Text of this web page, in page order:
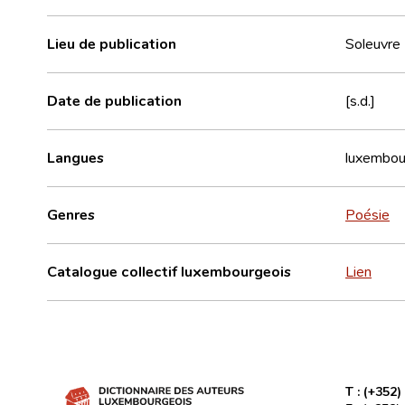
Lieu de publication Soleuvre
Date de publication [s.d.]
Langues
Genres Poésie
Catalogue collectif luxembourgeois Lien
T :